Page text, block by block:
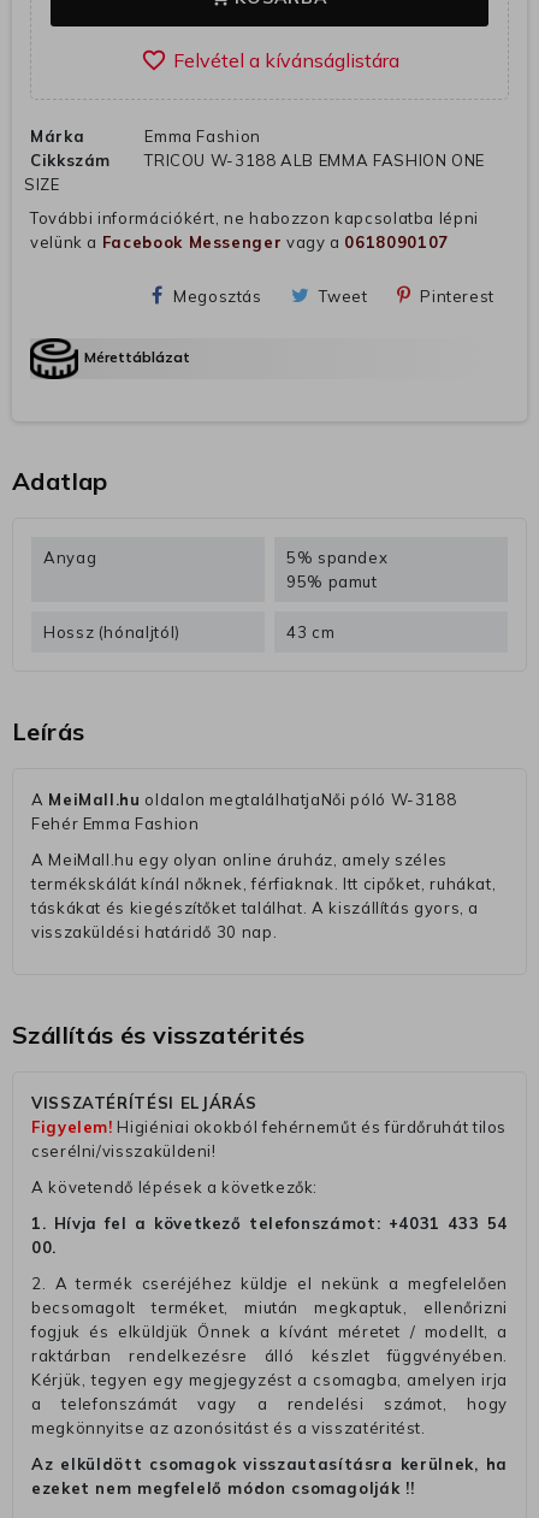
favorite_border
Márka
Emma Fashion
Cikkszám
TRICOU W-3188 ALB EMMA FASHION ONE
SIZE
További információkért, ne habozzon kapcsolatba lépni
velünk a Facebook Messenger vagy a 0618090107
Megosztás Tweet Pinterest
Mérettáblázat
Adatlap
Anyag
5% spandex
95% pamut
Hossz (hónaljtól) 43 cm
Leírás
A MeiMall.hu oldalon megtalálhatjaNői póló W-3188
Fehér Emma Fashion
A MeiMall.hu egy olyan online áruház, amely széles
termékskálát kínál nőknek, férfiaknak. Itt cipőket, ruhákat,
táskákat és kiegészítőket találhat. A kiszállítás gyors, a
visszaküldési határidő 30 nap.
Szállítás és visszatérités
VISSZATÉRÍTÉSI ELJÁRÁS
Figyelem! Higiéniai okokból fehérneműt és fürdőruhát tilos
cserélni/visszaküldeni!
A követendő lépések a következők:
1. Hívja fel a következő telefonszámot: +4031 433 54
00.
2. A termék cseréjéhez küldje el nekünk a megfelelően
becsomagolt terméket, miután megkaptuk, ellenőrizni
fogjuk és elküldjük Önnek a kívánt méretet / modellt, a
raktárban rendelkezésre álló készlet függvényében.
Kérjük, tegyen egy megjegyzést a csomagba, amelyen irja
a telefonszámát vagy a rendelési számot, hogy
megkönnyitse az azonósitást és a visszatéritést.
Az elküldött csomagok visszautasításra kerülnek, ha
ezeket nem megfelelő módon csomagolják !!